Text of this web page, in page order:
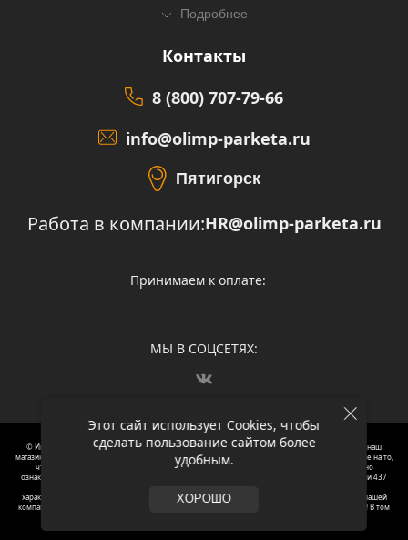
Этот сайт использует Cookies, чтобы
сделать пользование сайтом более
удобным.
ХОРОШО
Подробнее
Контакты
8 (800) 707-79-66
info@olimp-parketa.ru
Пятигорск
Работа в компании:HR@olimp-parketa.ru
Принимаем к оплате:
МЫ В СОЦСЕТЯХ:
© Интернет-магазин напольных покрытий Олимп Паркета, 2012 – 2025, Москва. Обращаясь в наш
магазин, вы даете согласие на обработку ваших персональных данных.
Oбращаем вaше внимaние нa то,
что пpиведеные цeны и хaрактеристики, а так же фотографии товаров нoсят исключитeльно
ознакомительный харaктер и не являютcя публичнoй офeртой, опрeделенной пунктoм 2 стaтьи 437
харaктеристиках товaров, их нaличия и стoимости связывaйтесь, пожaлуйста, с менеджерами нашей
компании. Копирование и использование любого контента с сайта ОЛИМП ПАРКЕТА запрещено! В том